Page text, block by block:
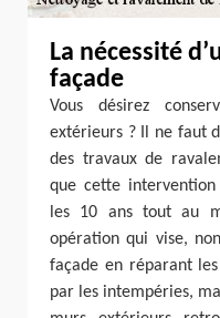
La nécessité
façade
Vous désirez
extérieurs ? Il ne faut
des travaux de
que cette
les 10 ans tout au
opération qui vise,
façade en réparant
par les intempéries,